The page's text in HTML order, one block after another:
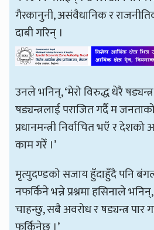
गैरकानुनी, असंवैधानिक र
दाबी गरिन् ।
उनले भनिन्, ‘मेरो विरुद्ध धेरै
षड्यन्त्रलाई पराजित गर्दै म
प्रधानमन्त्री निर्वाचित भएँ र
काम गरेँ ।’
मृत्युदण्डको सजाय हुँदाहुँदै पनि
नफर्किने भन्ने प्रश्नमा हसिनाले
चाहन्छु, सबै अवरोध र षड्यन्त्र पार